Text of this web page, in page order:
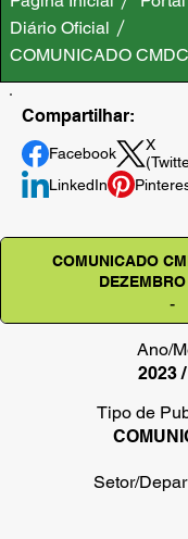
Diário Oficial
COMUNICADO
Compartilhar:
Facebook
X
LinkedIn
COMUNICADO
-
Ano/
2023
Tipo de
Setor/